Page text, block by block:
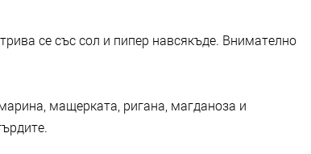
се със сол и пипер навсякъде. Внимателно
мащерката, ригана, магданоза и